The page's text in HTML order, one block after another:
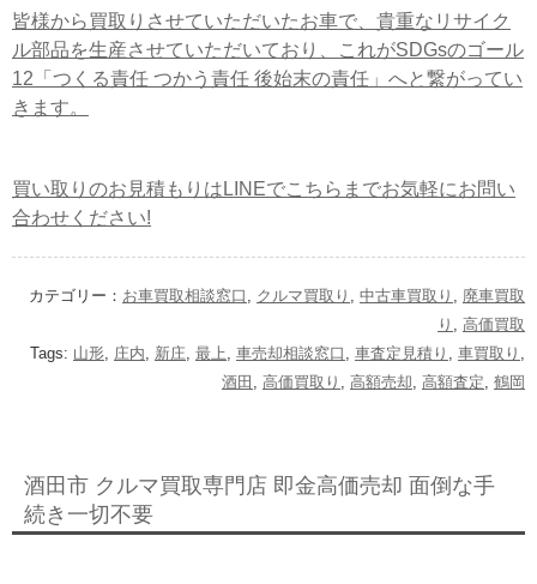
皆様から買取りさせていただいたお車で、貴重なリサイク
ル部品を生産させていただいており、これがSDGsのゴール
12「つくる責任 つかう責任 後始末の責任」へと繋がってい
きます。
買い取りのお見積もりはLINEでこちらまでお気軽にお問い
合わせください!
カテゴリー： お車買取相談窓口 クルマ買取り 中古車買取り
廃車買取
り
高価買取
Tags: 山形 庄内 新庄 最上 車売却相談窓口 車査定見積り 車買取り
酒田
高価買取り 高額売却 高額査定 鶴岡
酒田市 クルマ買取専門店 即金高価売却 面倒な手
続き一切不要